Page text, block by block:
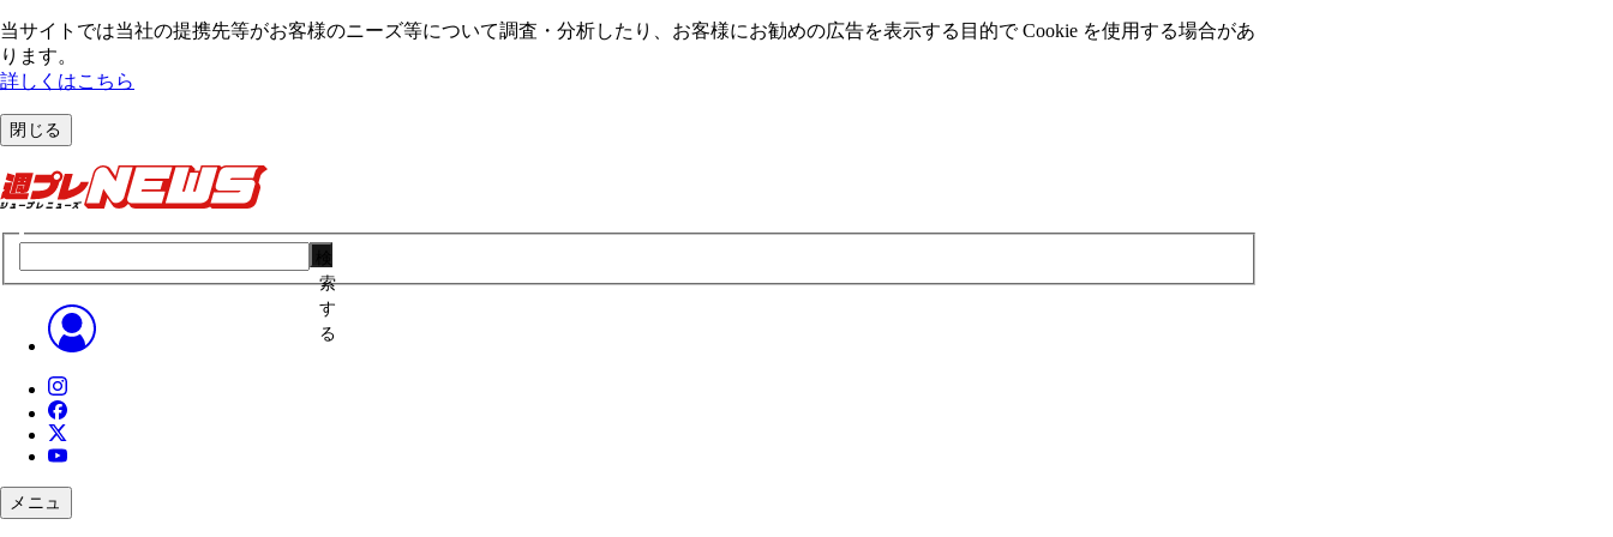
当サイトでは当社の提携先等がお客様のニーズ等について調査・分析したり、お客様にお勧めの広告を表⽰する⽬的で Cookie を使⽤する場合があ
ります。
詳しくはこちら
閉じる
索
す
る
メニュ